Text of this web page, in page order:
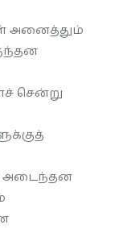
அனைத்தும்
சென்று
அடைந்தன